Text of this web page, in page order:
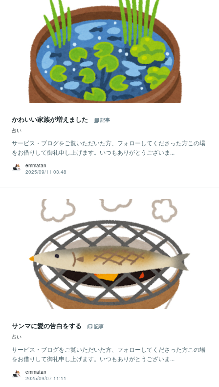
かわいい家族が増えました
記事
占い
サービス・ブログをご覧いただいた方、フォローしてくださった方この場
をお借りして御礼申し上げます。いつもありがとうございま...
emmatan
2025/09/11 03:48
サンマに愛の告白をする
記事
占い
サービス・ブログをご覧いただいた方、フォローしてくださった方この場
をお借りして御礼申し上げます。いつもありがとうございま...
emmatan
2025/09/07 11:11